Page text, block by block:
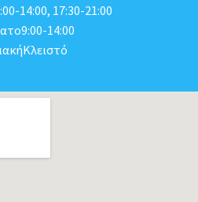
14:00, 17:30-21:00
14:00